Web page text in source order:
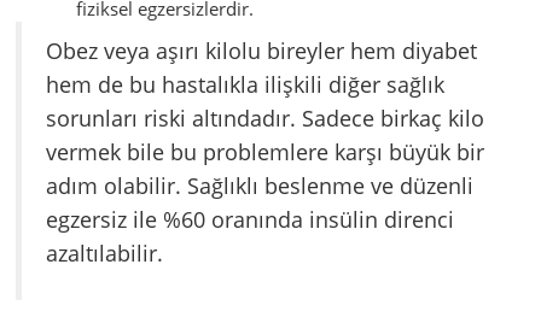
fiziksel egzersizlerdir.
Obez veya aşırı kilolu bireyler hem diyabet
hem de bu hastalıkla ilişkili diğer sağlık
sorunları riski altındadır. Sadece birkaç kilo
vermek bile bu problemlere karşı büyük bir
adım olabilir. Sağlıklı beslenme ve düzenli
egzersiz ile %60 oranında insülin direnci
azaltılabilir.